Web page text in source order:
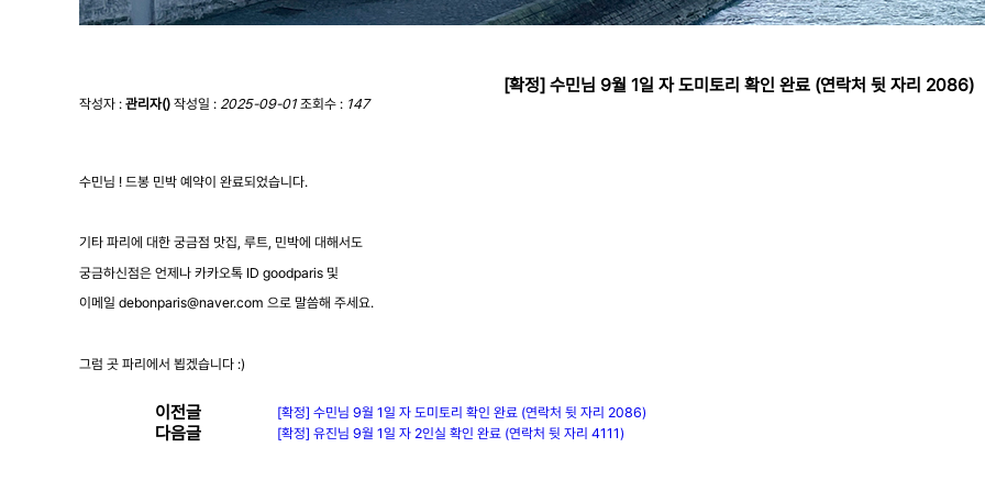
[확정] 수민님 9월 1일 자 도미토리 확인 완료 (연락처 뒷 자리 2086)
작성자 : 관리자() 작성일 : 2025-09-01 조회수 : 147
수민님 ! 드봉 민박 예약이 완료되었습니다.
기타 파리에 대한 궁금점 맛집, 루트, 민박에 대해서도
궁금하신점은 언제나 카카오톡 ID goodparis 및
이메일 debonparis@naver.com 으로 말씀해 주세요.
그럼 곳 파리에서 뵙겠습니다 :)
이전글 [확정] 수민님 9월 1일 자 도미토리 확인 완료 (연락처 뒷 자리 2086)
다음글 [확정] 유진님 9월 1일 자 2인실 확인 완료 (연락처 뒷 자리 4111)